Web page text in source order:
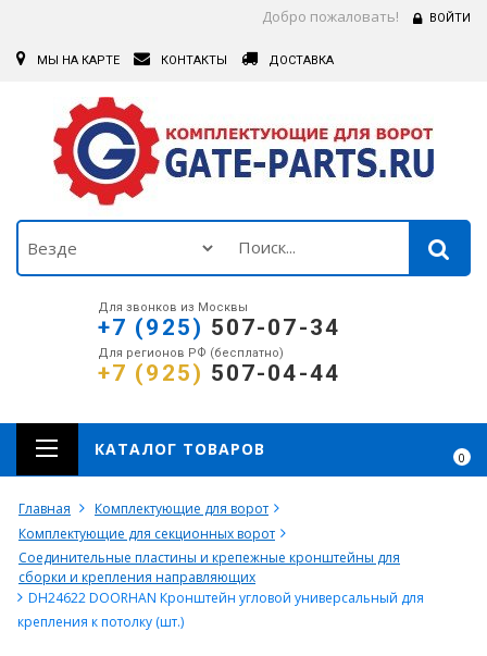
Добро пожаловать! ВОЙТИ
МЫ НА КАРТЕ КОНТАКТЫ ДОСТАВКА
Для звонков из Москвы
+7 (925) 507-07-34
Для регионов РФ (бесплатно)
+7 (925) 507-04-44
0
КАТАЛОГ ТОВАРОВ
Главная
Комплектующие для ворот
Комплектующие для секционных ворот
Соединительные пластины и крепежные кронштейны для
сборки и крепления направляющих
DH24622 DOORHAN Кронштейн угловой универсальный для
крепления к потолку (шт.)